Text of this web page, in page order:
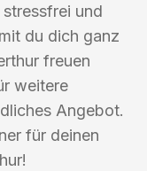
und
du dich ganz
freuen
weitere
Angebot.
für deinen